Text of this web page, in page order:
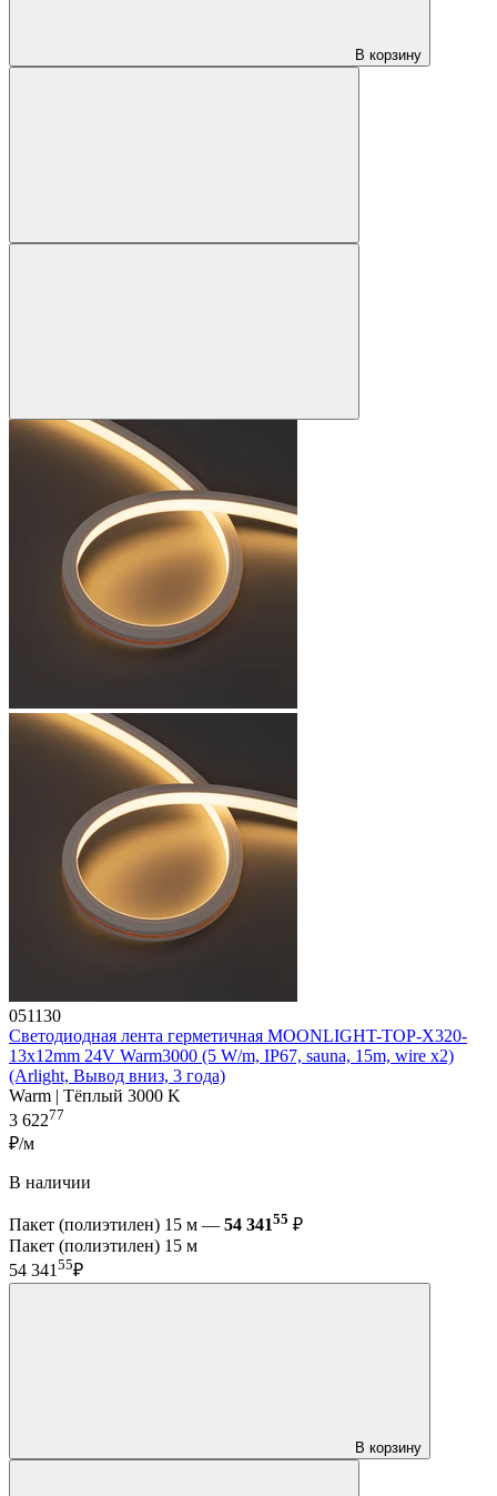
В корзину
051130
Светодиодная лента герметичная MOONLIGHT-TOP-X320-
13x12mm 24V Warm3000 (5 W/m, IP67, sauna, 15m, wire x2)
(Arlight, Вывод вниз, 3 года)
Warm | Тёплый 3000 K
3 62277
₽/м
В наличии
Пакет (полиэтилен) 15 м — 54 34155 ₽
Пакет (полиэтилен) 15 м
54 34155₽
В корзину